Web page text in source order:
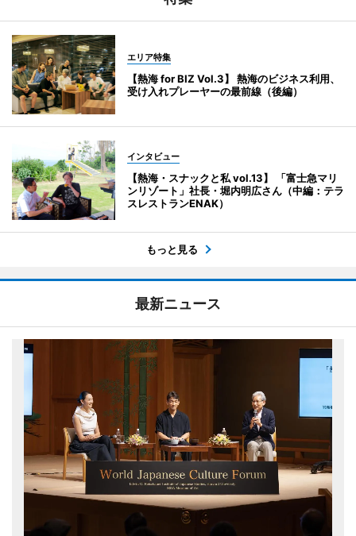
エリア特集
【熱海 for BIZ Vol.3】 熱海のビジネス利用、
受け入れプレーヤーの最前線（後編）
インタビュー
【熱海・スナックと私 vol.13】 「富士急マリ
ンリゾート」社長・堀内明広さん（中編：テラ
スレストランENAK）
もっと見る
最新ニュース